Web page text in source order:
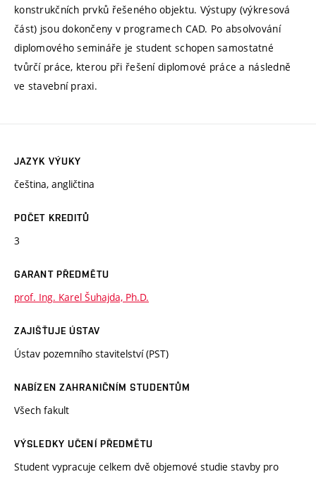
konstrukčních prvků řešeného objektu. Výstupy (výkresová
část) jsou dokončeny v programech CAD. Po absolvování
diplomového semináře je student schopen samostatné
tvůrčí práce, kterou při řešení diplomové práce a následně
ve stavební praxi.
JAZYK VÝUKY
čeština, angličtina
POČET KREDITŮ
3
GARANT PŘEDMĚTU
prof. Ing. Karel Šuhajda, Ph.D.
ZAJIŠŤUJE ÚSTAV
Ústav pozemního stavitelství (PST)
NABÍZEN ZAHRANIČNÍM STUDENTŮM
Všech fakult
VÝSLEDKY UČENÍ PŘEDMĚTU
Student vypracuje celkem dvě objemové studie stavby pro